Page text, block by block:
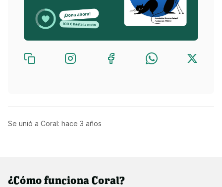
Se unió a Coral: hace 3 años
¿Cómo funciona Coral?